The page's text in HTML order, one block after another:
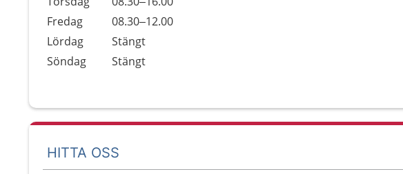
Fredag
08.30–12.00
Lördag
Stängt
Söndag
Stängt
HITTA OSS